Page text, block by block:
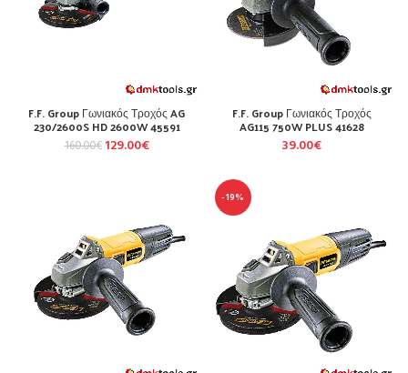
F.F. Group Γωνιακός Τροχός AG
230/2600S HD 2600W 45591
160.00€ 129.00€
F.F. Group Γωνιακός Τροχός
AG115 750W PLUS 41628
39.00€
-19%